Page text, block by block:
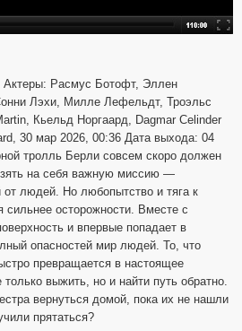
Расмус Ботофт, Эллен
Лэхи, Милле Лефельдт, Троэльс
Кьельд Норгаард, Dagmar Celinder
30 мар 2026, 00:36 Дата выхода: 04
тролль Берли совсем скоро должен
на себя важную миссию —
людей. Но любопытство и тяга к
сильнее осторожности. Вместе с
и впервые попадает в
опасностей мир людей. То, что
превращается в настоящее
выжить, но и найти путь обратно.
вернуться домой, пока их не нашли
прятаться?